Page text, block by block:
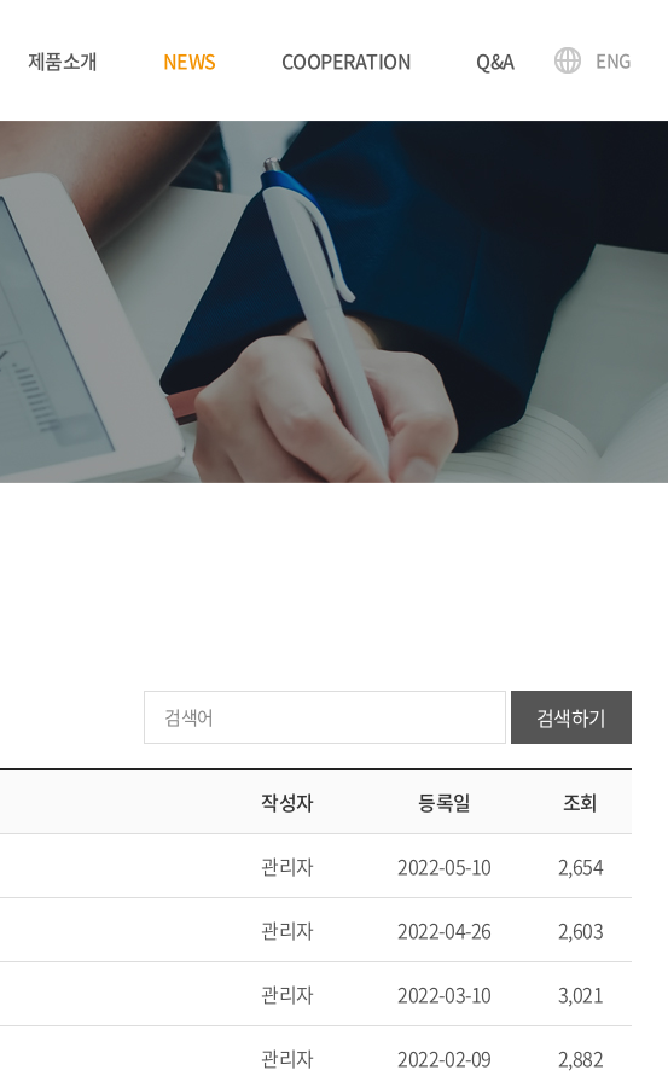
ENG
제품소개 NEWS COOPERATION Q&A
검색하기
작성자 등록일 조회
관리자 2022-05-10 2,654
관리자 2022-04-26 2,603
관리자 2022-03-10 3,021
관리자 2022-02-09 2,882